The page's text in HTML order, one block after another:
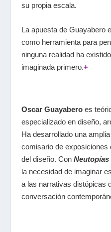
su propia escala.
La apuesta de Guayabero
como herramienta para
ninguna realidad ha
imaginada primero.+
Oscar Guayaberoes
especializado en diseño,
Ha desarrollado una
comisario de exposiciones
del diseño. Con Neutopías
la necesidad de imaginar
a las narrativas distópicas
conversación